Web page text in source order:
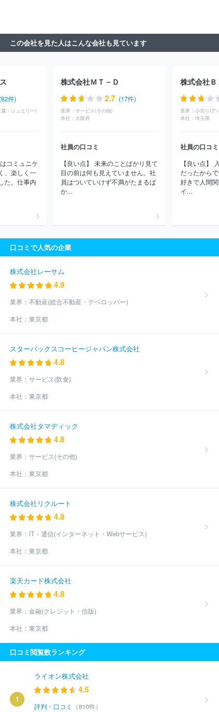
この会社を見た人はこんな会社も見ています
件)
・ジュエリー)
コミュニケ
、楽しく一
た。仕事内
株式会社ＭＴ－Ｄ
2.7 (17件)
業界： サービス(その他)
本社： 大阪府
社員の口コミ
【良い点】 未来のことばかり見て
目の前は何も見えていません。社
員はついていけず不満がたまるば
か...
業界： 小売り(ア
本社： 埼玉県
社員の口コミ
【良い点】
だったから
好きで人間
イ...
口コミで人気の企業
株式会社レーサム
4.9
業界： 不動産(総合不動産・デベロッパー)
本社： 東京都
スターバックスコーヒージャパン株式会社
4.8
業界： サービス(飲食)
本社： 東京都
株式会社タマディック
4.8
業界： サービス(その他)
本社： 東京都
株式会社リクルート
4.8
業界： IT・通信(インターネット・Webサービス)
本社： 東京都
楽天カード株式会社
4.8
業界： 金融(クレジット・信販)
本社： 東京都
口コミ閲覧数ランキング
1
ライオン株式会社
4.5
評判・口コミ
（810件）